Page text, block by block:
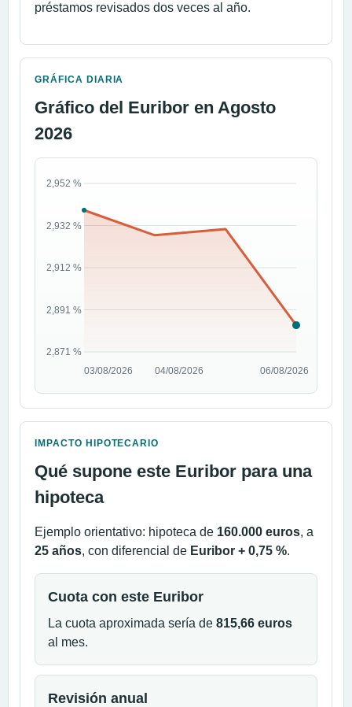
préstamos revisados dos veces al año.
GRÁFICA DIARIA
Gráfico del Euribor en Agosto
2026
IMPACTO HIPOTECARIO
Qué supone este Euribor para una
hipoteca
Ejemplo orientativo: hipoteca de 160.000 euros, a
25 años, con diferencial de Euribor + 0,75 %.
Cuota con este Euribor
La cuota aproximada sería de 815,66 euros
al mes.
Revisión anual